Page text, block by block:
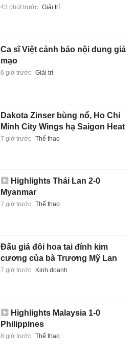
43 phút trước Giải trí
Ca sĩ Việt cảnh báo nội dung giả
mạo
6 giờ trước Giải trí
Dakota Zinser bùng nổ, Ho Chi
Minh City Wings hạ Saigon Heat
7 giờ trước Thể thao
Highlights Thái Lan 2-0
Myanmar
7 giờ trước Thể thao
Đấu giá đôi hoa tai đính kim
cương của bà Trương Mỹ Lan
7 giờ trước Kinh doanh
Highlights Malaysia 1-0
Philippines
8 giờ trước Thể thao